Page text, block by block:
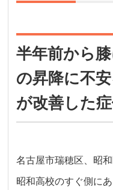
半年前から
の昇降に不
が改善した
名古屋市瑞穂区、昭
昭和高校のすぐ側に